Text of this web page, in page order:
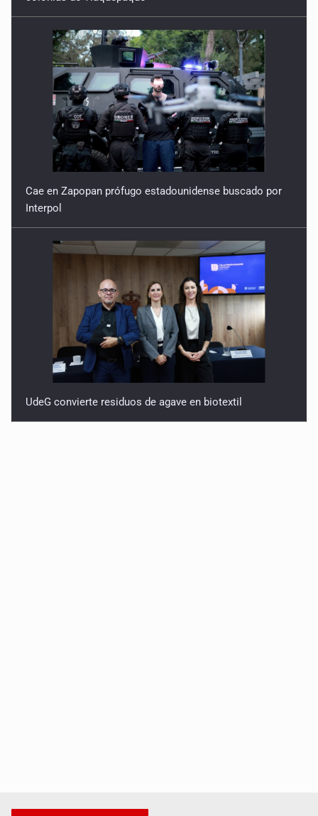
Cae en Zapopan prófugo estadounidense buscado por
Interpol
UdeG convierte residuos de agave en biotextil